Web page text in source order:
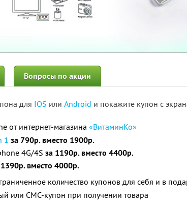
Вопросы по акции
для IOS или Android и покажите купон с
от интернет-магазина «ВитаминКо»
1 за 790р. вместо 1900р.
4G/4S за 1190р. вместо 4400р.
вместо 4000р.
количество купонов для себя и в
или СМС-купон при получении товара